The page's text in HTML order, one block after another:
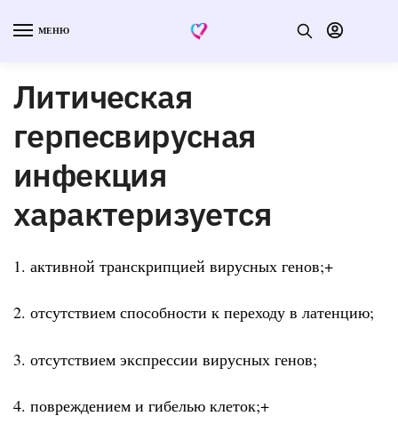
МЕНЮ
Литическая
герпесвирусная
инфекция
характеризуется
1. активной транскрипцией вирусных генов;+
2. отсутствием способности к переходу в латенцию;
3. отсутствием экспрессии вирусных генов;
4. повреждением и гибелью клеток;+